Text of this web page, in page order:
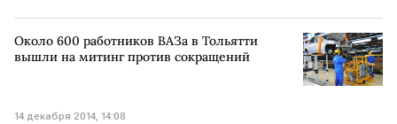
Около 600 работников ВАЗа в Тольятти
вышли на митинг против сокращений
14 декабря 2014, 14:08